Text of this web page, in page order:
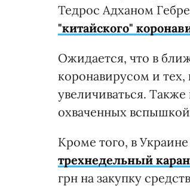
Тедрос Адханом
"китайского"
Ожидается, что в
коронавирусом и
увеличиваться.
охваченных вспышкой
Кроме того, в
трехнедельный
грн на закупку